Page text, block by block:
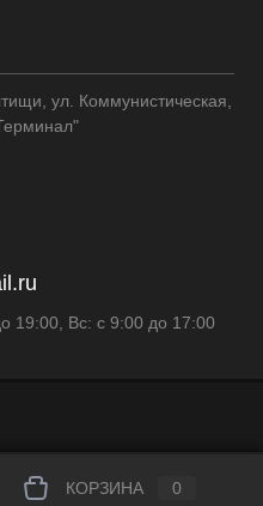
ул. Коммунистическая,
19:00, Вс: с 9:00 до 17:00
КОРЗИНА 0